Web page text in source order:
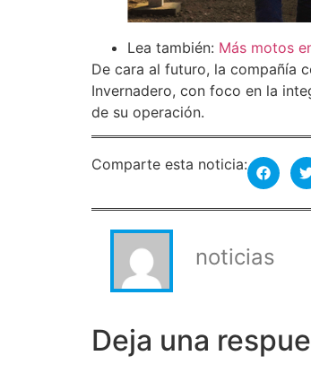
Lea también: Más motos
De cara al futuro, la compañía
Invernadero, con foco en la
de su operación.
Comparte esta noticia:
noticias
Deja una